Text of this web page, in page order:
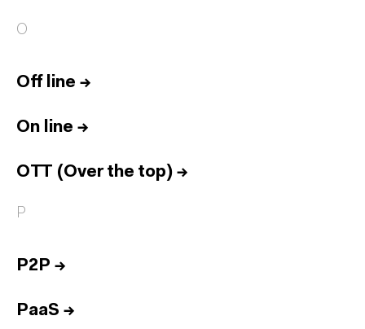
O
Off line →
On line →
OTT (Over the top) →
P
P2P →
PaaS →